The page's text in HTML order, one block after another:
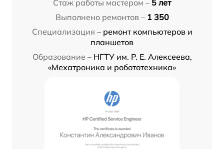
Стаж работы мастером – 5 лет
Выполнено ремонтов – 1 350
Специализация – ремонт компьютеров и
планшетов
Образование – НГТУ им. Р. Е. Алексеева,
«Мехатроника и робототехника»